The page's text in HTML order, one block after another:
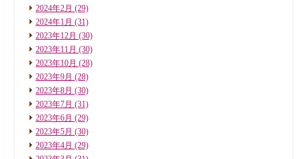
2024年2月 (29)
2024年1月 (31)
2023年12月 (30)
2023年11月 (30)
2023年10月 (28)
2023年9月 (28)
2023年8月 (30)
2023年7月 (31)
2023年6月 (29)
2023年5月 (30)
2023年4月 (29)